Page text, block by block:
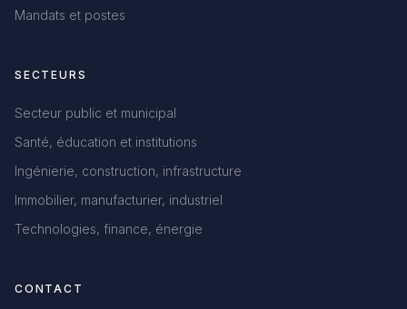
Mandats et postes
SECTEURS
Secteur public et municipal
Santé, éducation et institutions
Ingénierie, construction, infrastructure
Immobilier, manufacturier, industriel
Technologies, finance, énergie
CONTACT